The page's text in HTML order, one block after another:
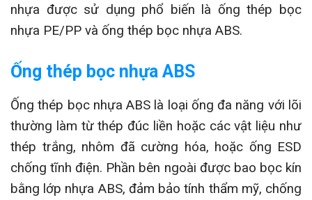
nhựa được sử dụng phổ biến là ống thép bọc
nhựa PE/PP và ống thép bọc nhựa ABS.
Ống thép bọc nhựa ABS
Ống thép bọc nhựa ABS là loại ống đa năng với lõi
thường làm từ thép đúc liền hoặc các vật liệu như
thép trắng, nhôm đã cường hóa, hoặc ống ESD
chống tĩnh điện. Phần bên ngoài được bao bọc kín
bằng lớp nhựa ABS, đảm bảo tính thẩm mỹ, chống